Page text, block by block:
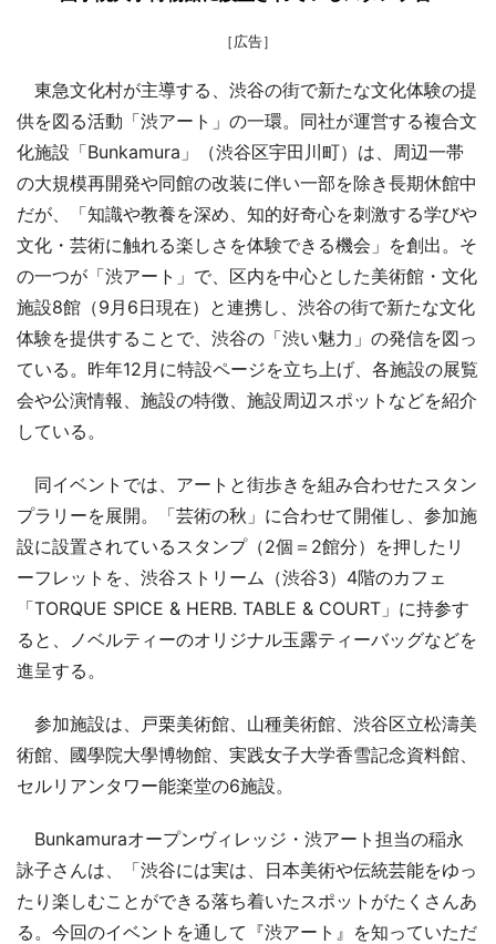
［広告］
東急文化村が主導する、渋谷の街で新たな文化体験の提
供を図る活動「渋アート」の一環。同社が運営する複合文
化施設「Bunkamura」（渋谷区宇田川町）は、周辺一帯
の大規模再開発や同館の改装に伴い一部を除き長期休館中
だが、「知識や教養を深め、知的好奇心を刺激する学びや
文化・芸術に触れる楽しさを体験できる機会」を創出。そ
の一つが「渋アート」で、区内を中心とした美術館・文化
施設8館（9月6日現在）と連携し、渋谷の街で新たな文化
体験を提供することで、渋谷の「渋い魅力」の発信を図っ
ている。昨年12月に特設ページを立ち上げ、各施設の展覧
会や公演情報、施設の特徴、施設周辺スポットなどを紹介
している。
同イベントでは、アートと街歩きを組み合わせたスタン
プラリーを展開。「芸術の秋」に合わせて開催し、参加施
設に設置されているスタンプ（2個＝2館分）を押したリ
ーフレットを、渋谷ストリーム（渋谷3）4階のカフェ
「TORQUE SPICE & HERB. TABLE & COURT」に持参す
ると、ノベルティーのオリジナル玉露ティーバッグなどを
進呈する。
参加施設は、戸栗美術館、山種美術館、渋谷区立松濤美
術館、國學院大學博物館、実践女子大学香雪記念資料館、
セルリアンタワー能楽堂の6施設。
Bunkamuraオープンヴィレッジ・渋アート担当の稲永
詠子さんは、「渋谷には実は、日本美術や伝統芸能をゆっ
たり楽しむことができる落ち着いたスポットがたくさんあ
る。今回のイベントを通して『渋アート』を知っていただ